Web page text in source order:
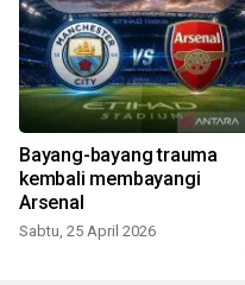
Bayang-bayang trauma
kembali membayangi
Arsenal
Sabtu, 25 April 2026